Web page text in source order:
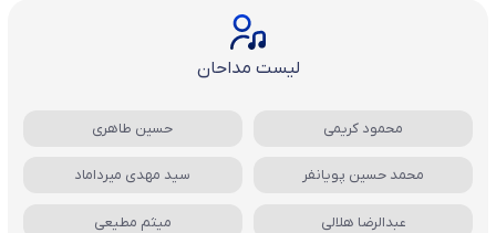
لیست مداحان
محمود کریمی حسین طاهری
محمد حسین پویانفر سید مهدی میرداماد
عبدالرضا هلالی میثم مطیعی